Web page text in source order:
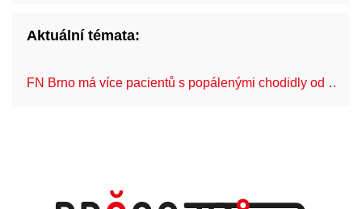
Aktuální témata:
FN Brno má více pacientů s popálenými chodidly od …